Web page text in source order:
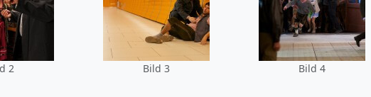
2 Bild 3 Bild 4